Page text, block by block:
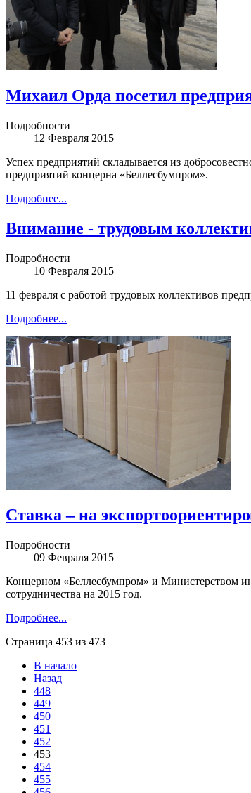
Михаил Орда посетил
Подробности
12 Февраля 2015
Успех предприятий складывается из
предприятий концерна «Беллесбумпром».
Подробнее...
Внимание - трудовым
Подробности
10 Февраля 2015
11 февраля с работой трудовых коллективов
Подробнее...
Ставка – на
Подробности
09 Февраля 2015
Концерном «Беллесбумпром» и Министерством
сотрудничества на 2015 год.
Подробнее...
Страница 453 из 473
В начало
Назад
448
449
450
451
452
453
454
455